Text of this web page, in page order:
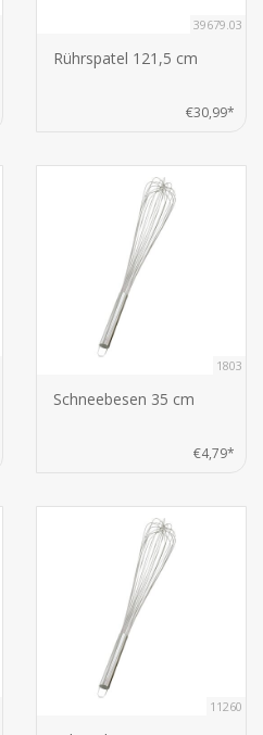
39679.03
Rührspatel 121,5 cm
€30,99*
1803
Schneebesen 35 cm
€4,79*
11260